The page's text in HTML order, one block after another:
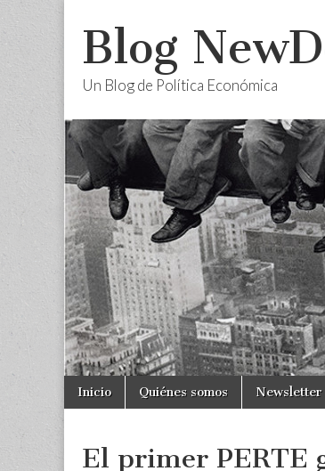
Blog
Un Blog de Política Económica
Main
menu
Skip
Inicio Quiénes somos Newsletter
El primer PERTE